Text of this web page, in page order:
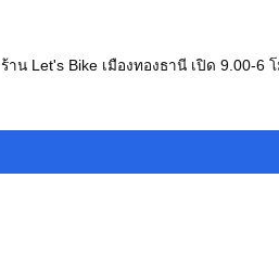
ร้าน Let's Bike เมืองทองธานี เปิด 9.00-6